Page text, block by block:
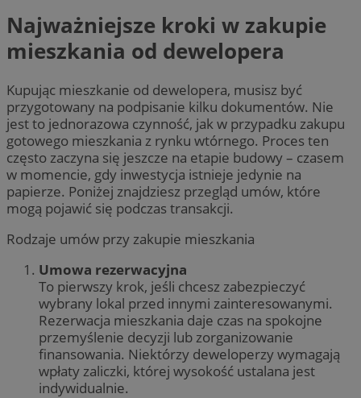
Najważniejsze kroki w zakupie
mieszkania od dewelopera
Kupując mieszkanie od dewelopera, musisz być
przygotowany na podpisanie kilku dokumentów. Nie
jest to jednorazowa czynność, jak w przypadku zakupu
gotowego mieszkania z rynku wtórnego. Proces ten
często zaczyna się jeszcze na etapie budowy – czasem
w momencie, gdy inwestycja istnieje jedynie na
papierze. Poniżej znajdziesz przegląd umów, które
mogą pojawić się podczas transakcji.
Rodzaje umów przy zakupie mieszkania
Umowa rezerwacyjna
To pierwszy krok, jeśli chcesz zabezpieczyć
wybrany lokal przed innymi zainteresowanymi.
Rezerwacja mieszkania daje czas na spokojne
przemyślenie decyzji lub zorganizowanie
finansowania. Niektórzy deweloperzy wymagają
wpłaty zaliczki, której wysokość ustalana jest
indywidualnie.